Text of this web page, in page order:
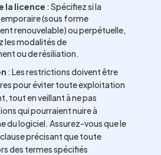
la licence : Spécifiez si la
(sous forme
renouvelable) ou perpétuelle,
les modalités de
ou de résiliation.
: Les restrictions doivent être
pour éviter toute exploitation
tout en veillant à ne pas
qui pourraient nuire à
du logiciel. Assurez-vous que le
précisant que toute
des termes spécifiés